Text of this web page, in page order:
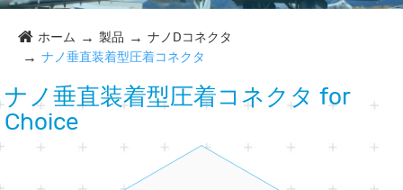
ホーム 製品
ナノDコネクタ
ナノ垂直装着型圧着コネクタ
ナノ垂直装着型圧着コネクタ for
Choice